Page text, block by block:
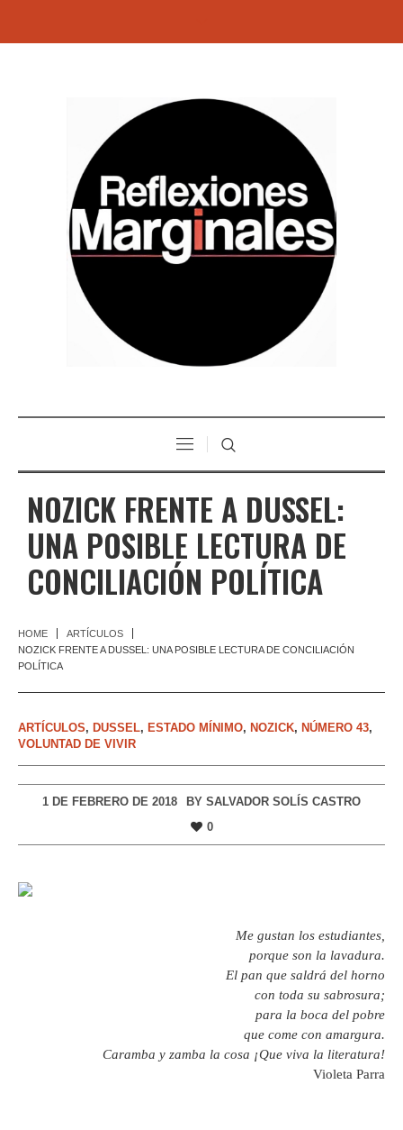
NOZICK FRENTE A DUSSEL:
UNA POSIBLE LECTURA DE
CONCILIACIÓN POLÍTICA
HOME
ARTÍCULOS
NOZICK FRENTE A DUSSEL: UNA POSIBLE LECTURA DE CONCILIACIÓN
POLÍTICA
ARTÍCULOS, DUSSEL, ESTADO MÍNIMO, NOZICK, NÚMERO 43,
VOLUNTAD DE VIVIR
1 DE FEBRERO DE 2018 BY SALVADOR SOLÍS CASTRO
0
Me gustan los estudiantes,
porque son la lavadura.
El pan que saldrá del horno
con toda su sabrosura;
para la boca del pobre
que come con amargura.
Caramba y zamba la cosa ¡Que viva la literatura!
Violeta Parra